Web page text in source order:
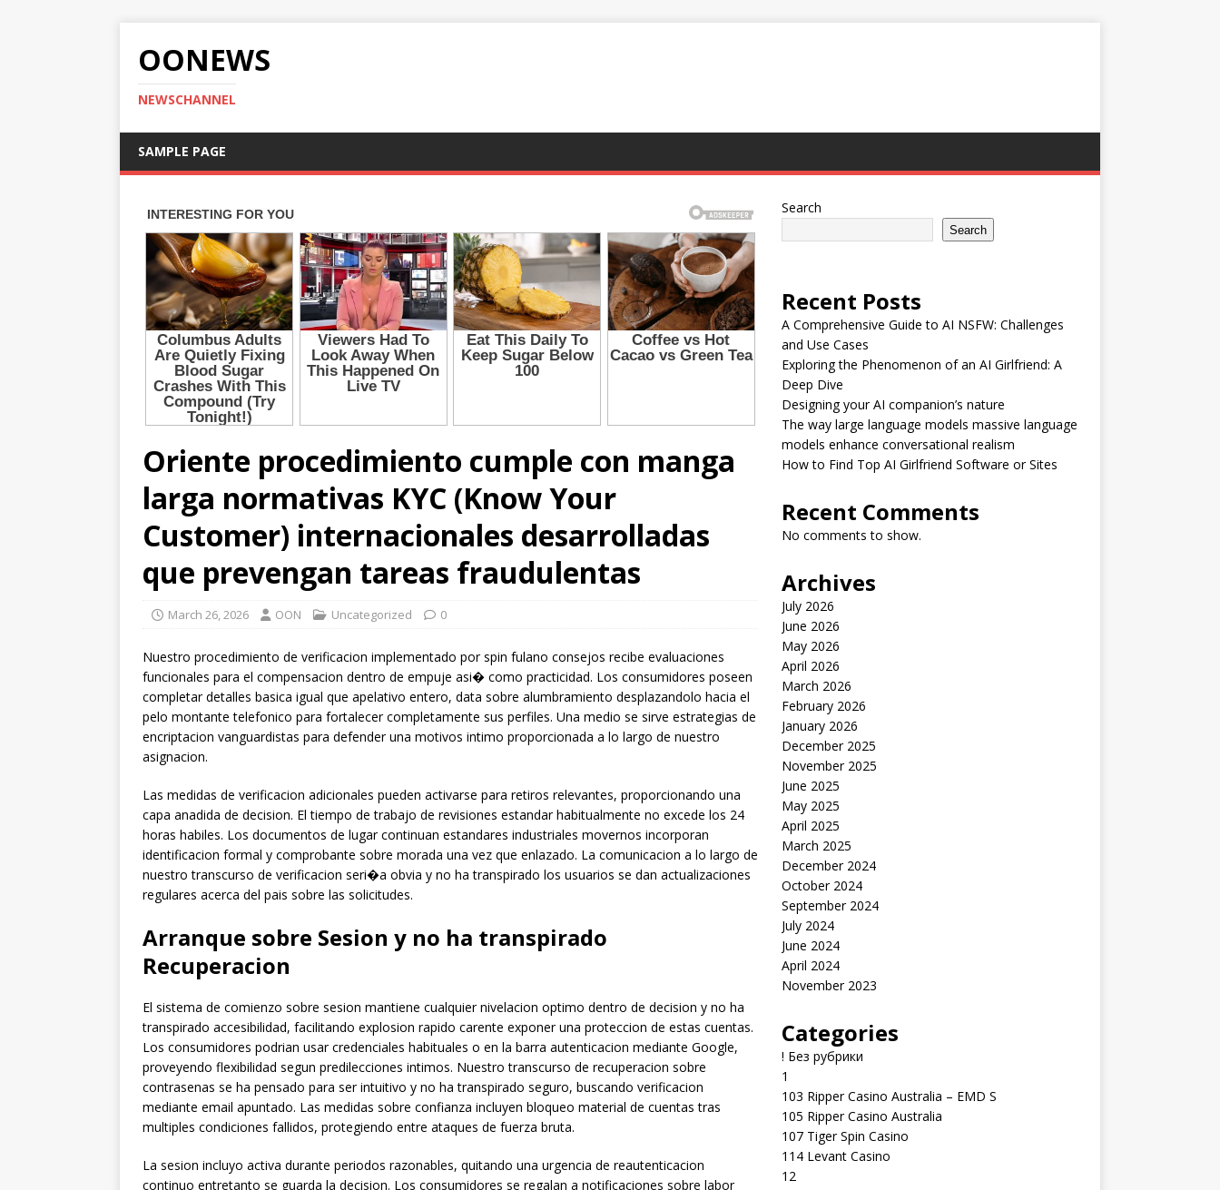
OONEWS
NEWSCHANNEL
SAMPLE PAGE
Oriente procedimiento cumple con manga
larga normativas KYC (Know Your
Customer) internacionales desarrolladas
que prevengan tareas fraudulentas
March 26, 2026 OON Uncategorized 0
Nuestro procedimiento de verificacion implementado por spin fulano consejos recibe evaluaciones
funcionales para el compensacion dentro de empuje asi� como practicidad. Los consumidores poseen
completar detalles basica igual que apelativo entero, data sobre alumbramiento desplazandolo hacia el
pelo montante telefonico para fortalecer completamente sus perfiles. Una medio se sirve estrategias de
encriptacion vanguardistas para defender una motivos intimo proporcionada a lo largo de nuestro
asignacion.
Las medidas de verificacion adicionales pueden activarse para retiros relevantes, proporcionando una
capa anadida de decision. El tiempo de trabajo de revisiones estandar habitualmente no excede los 24
horas habiles. Los documentos de lugar continuan estandares industriales movernos incorporan
identificacion formal y comprobante sobre morada una vez que enlazado. La comunicacion a lo largo de
nuestro transcurso de verificacion seri�a obvia y no ha transpirado los usuarios se dan actualizaciones
regulares acerca del pais sobre las solicitudes.
Arranque sobre Sesion y no ha transpirado
Recuperacion
El sistema de comienzo sobre sesion mantiene cualquier nivelacion optimo dentro de decision y no ha
transpirado accesibilidad, facilitando explosion rapido carente exponer una proteccion de estas cuentas.
Los consumidores podrian usar credenciales habituales o en la barra autenticacion mediante Google,
proveyendo flexibilidad segun predilecciones intimos. Nuestro transcurso de recuperacion sobre
contrasenas se ha pensado para ser intuitivo y no ha transpirado seguro, buscando verificacion
mediante email apuntado. Las medidas sobre confianza incluyen bloqueo material de cuentas tras
multiples condiciones fallidos, protegiendo entre ataques de fuerza bruta.
La sesion incluyo activa durante periodos razonables, quitando una urgencia de reautenticacion
continuo entretanto se guarda la decision. Los consumidores se regalan a notificaciones sobre labor
Search
Search
Recent Posts
A Comprehensive Guide to AI NSFW: Challenges
and Use Cases
Exploring the Phenomenon of an AI Girlfriend: A
Deep Dive
Designing your AI companion’s nature
The way large language models massive language
models enhance conversational realism
How to Find Top AI Girlfriend Software or Sites
Recent Comments
No comments to show.
Archives
July 2026
June 2026
May 2026
April 2026
March 2026
February 2026
January 2026
December 2025
November 2025
June 2025
May 2025
April 2025
March 2025
December 2024
October 2024
September 2024
July 2024
June 2024
April 2024
November 2023
Categories
! Без рубрики
1
103 Ripper Casino Australia – EMD S
105 Ripper Casino Australia
107 Tiger Spin Casino
114 Levant Casino
12